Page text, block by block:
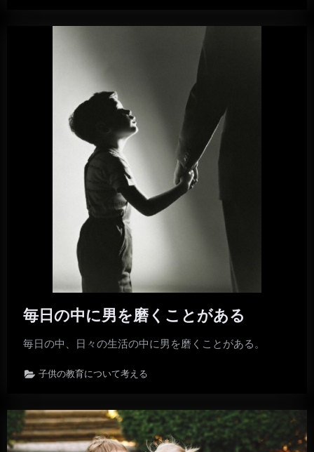
毎日の中に男を磨くことがある
毎日の中、日々の生活の中に男を磨くことがある。
子供の教育について考える